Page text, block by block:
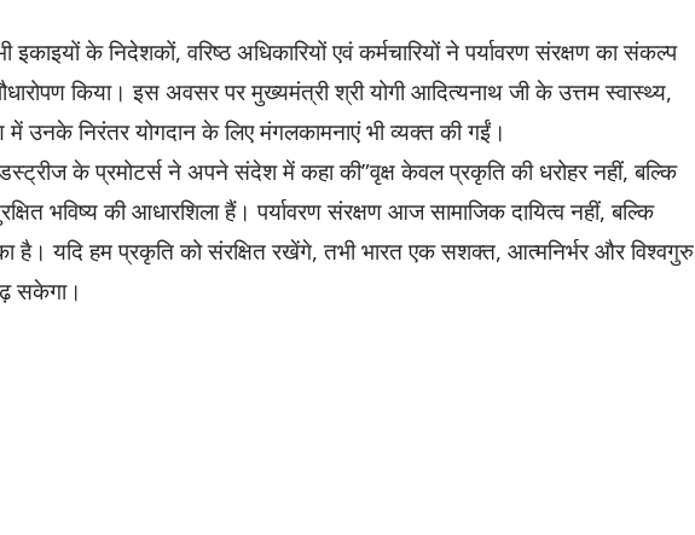
इकाइयों के निदेशकों, वरिष्ठ अधिकारियों एवं कर्मचारियों ने पर्यावरण संरक्षण का संकल्प
किया। इस अवसर पर मुख्यमंत्री श्री योगी आदित्यनाथ जी के उत्तम स्वास्थ्य,
में उनके निरंतर योगदान के लिए मंगलकामनाएं भी व्यक्त की गईं।
के प्रमोटर्स ने अपने संदेश में कहा की”वृक्ष केवल प्रकृति की धरोहर नहीं, बल्कि
भविष्य की आधारशिला हैं। पर्यावरण संरक्षण आज सामाजिक दायित्व नहीं, बल्कि
है। यदि हम प्रकृति को संरक्षित रखेंगे, तभी भारत एक सशक्त, आत्मनिर्भर और विश्वगुरु
सकेगा।